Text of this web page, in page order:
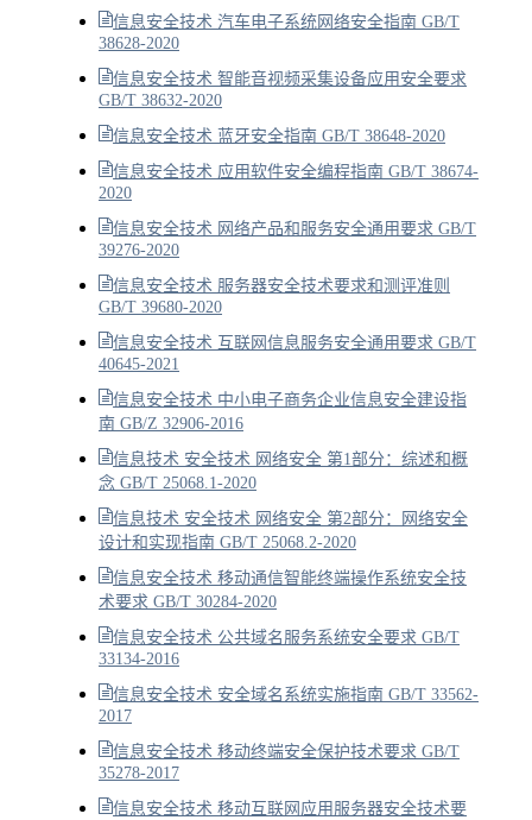
信息安全技术 汽车电子系统网络安全指南 GB/T
38628-2020
信息安全技术 智能音视频采集设备应用安全要求
GB/T 38632-2020
信息安全技术 蓝牙安全指南 GB/T 38648-2020
信息安全技术 应用软件安全编程指南 GB/T 38674-
2020
信息安全技术 网络产品和服务安全通用要求 GB/T
39276-2020
信息安全技术 服务器安全技术要求和测评准则
GB/T 39680-2020
信息安全技术 互联网信息服务安全通用要求 GB/T
40645-2021
信息安全技术 中小电子商务企业信息安全建设指
南 GB/Z 32906-2016
信息技术 安全技术 网络安全 第1部分：综述和概
念 GB/T 25068.1-2020
信息技术 安全技术 网络安全 第2部分：网络安全
设计和实现指南 GB/T 25068.2-2020
信息安全技术 移动通信智能终端操作系统安全技
术要求 GB/T 30284-2020
信息安全技术 公共域名服务系统安全要求 GB/T
33134-2016
信息安全技术 安全域名系统实施指南 GB/T 33562-
2017
信息安全技术 移动终端安全保护技术要求 GB/T
35278-2017
信息安全技术 移动互联网应用服务器安全技术要